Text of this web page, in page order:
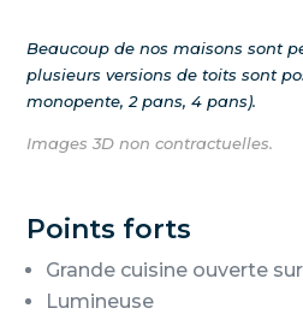
Beaucoup de nos maisons sont
plusieurs versions de toits sont
monopente, 2 pans, 4 pans).
Images 3D non contractuelles.
Points forts
Grande cuisine ouverte
Lumineuse